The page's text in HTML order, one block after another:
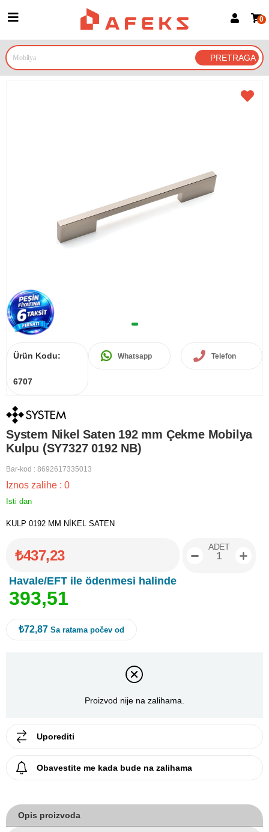
Prijava za članove
Prijavite se Google nalogom
0
Ürün Kodu:
6707
Whatsapp Telefon
System Nikel Saten 192 mm Çekme Mobilya
Kulpu (SY7327 0192 NB)
Bar-kod : 8692617335013
Iznos zalihe : 0
Isti dan
KULP 0192 MM NİKEL SATEN
₺437,23
Havale/EFT ile ödenmesi halinde
393,51
ADET
₺72,87 Sa ratama počev od
Proizvod nije na zalihama.
Uporediti
Obavestite me kada bude na zalihama
Opis proizvoda